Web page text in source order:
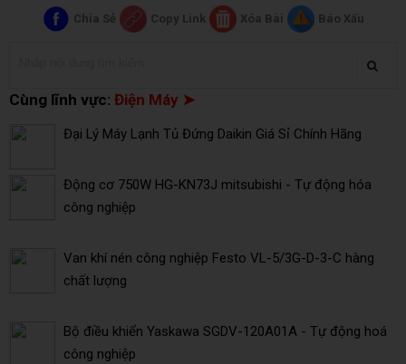
Chia Sẻ Copy Link Xóa Bài Báo Xấu
Cùng lĩnh vực: Điện Máy ➤
Đại Lý Máy Lạnh Tủ Đứng Daikin Giá Sỉ Chính Hãng
Động cơ 750W HG-KN73J mitsubishi - Tự động hóa
công nghiệp
Van khí nén công nghiệp Festo VL-5/3G-D-3-C hàng
chất lượng
Bộ điều khiển Yaskawa SGDV-120A01A - Tự động hoá
công nghiệp